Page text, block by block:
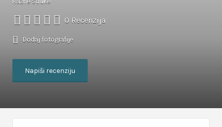
0 Recenzija
Dodaj fotografije
Napiši recenziju